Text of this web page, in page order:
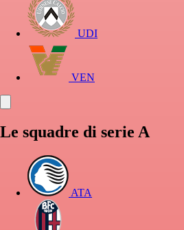
UDI
VEN
Le squadre di serie A
ATA